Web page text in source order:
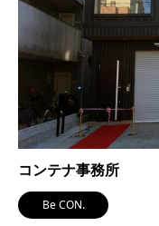
コンテナ事務所
Be CON.